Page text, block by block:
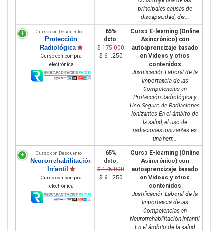
principales causas de
discapacidad, dis...
Curso con Descuento
Protección
Radiológica
Curso con compra
electrónica
65%
dcto.
$ 175.000
$ 61.250
Curso E-learning (Online
Asincrónico) con
autoaprendizaje basado
en Videos y otros
contenidos
Justificación Laboral de la
Importancia de las
Competencias en
Protección Radiológica y
Uso Seguro de Radiaciones
Ionizantes En el ámbito de
la salud, el uso de
radiaciones ionizantes es
una herr...
Curso con Descuento
Neurorrehabilitación
Infantil
Curso con compra
electrónica
65%
dcto.
$ 175.000
$ 61.250
Curso E-learning (Online
Asincrónico) con
autoaprendizaje basado
en Videos y otros
contenidos
Justificación Laboral de la
Importancia de las
Competencias en
Neurorrehabilitación Infantil
En el ámbito de la salud